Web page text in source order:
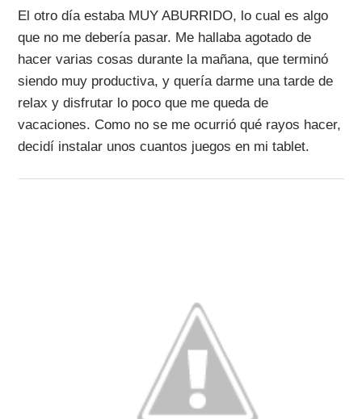
El otro día estaba MUY ABURRIDO, lo cual es algo
que no me debería pasar. Me hallaba agotado de
hacer varias cosas durante la mañana, que terminó
siendo muy productiva, y quería darme una tarde de
relax y disfrutar lo poco que me queda de
vacaciones. Como no se me ocurrió qué rayos hacer,
decidí instalar unos cuantos juegos en mi tablet.